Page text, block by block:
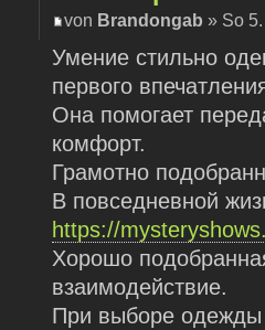
von Brandongab » So
Умение стильно
первого
Она помогает
комфорт.
Грамотно
В повседневной
https://
Хорошо
взаимодействие.
При выборе одежды